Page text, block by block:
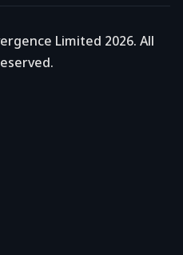
Limited 2026. All